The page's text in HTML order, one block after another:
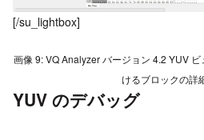
[/su_lightbox]
画像 9: VQ Analyzer バージョン 4.2 YUV
けるブロックの詳
YUV のデバッグ